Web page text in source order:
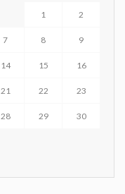
1 2
7 8 9
14 15 16
21 22 23
28 29 30